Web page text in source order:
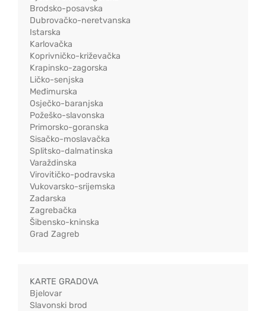
Brodsko-posavska
Dubrovačko-neretvanska
Istarska
Karlovačka
Koprivničko-križevačka
Krapinsko-zagorska
Ličko-senjska
Međimurska
Osječko-baranjska
Požeško-slavonska
Primorsko-goranska
Sisačko-moslavačka
Splitsko-dalmatinska
Varaždinska
Virovitičko-podravska
Vukovarsko-srijemska
Zadarska
Zagrebačka
Šibensko-kninska
Grad Zagreb
KARTE GRADOVA
Bjelovar
Slavonski brod